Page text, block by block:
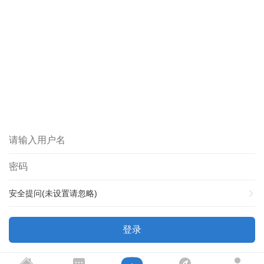
安全提问(未设置请忽略)
登录